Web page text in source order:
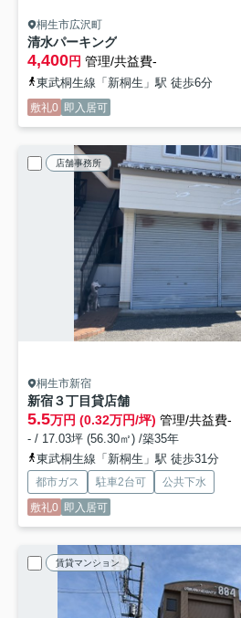
桐生市広沢町
清水パーキング
4,400円 管理/共益費-
東武桐生線「新桐生」駅 徒歩6分
敷礼0 即入居可
店舗事務所
桐生市新宿
新宿３丁目貸店舗
5.5万円 (0.32万円/坪) 管理/共益費-
- / 17.03坪 (56.30㎡) /築35年
東武桐生線「新桐生」駅 徒歩31分
都市ガス 駐車2台可
公共下水
敷礼0 即入居可
賃貸マンション